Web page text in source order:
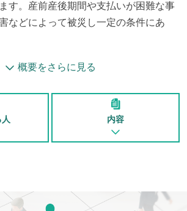
す。産前産後期間や支払いが困難な事
などによって被災し一定の条件にあ
概要をさらに見る
内容